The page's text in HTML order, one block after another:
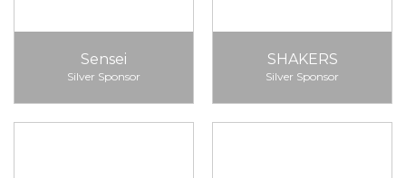
Sensei
Silver Sponsor
SHAKERS
Silver Sponsor